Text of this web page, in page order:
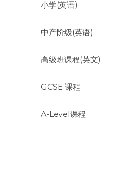
小学(英语)
中产阶级(英语)
高级班课程(英文)
GCSE 课程
A-Level课程